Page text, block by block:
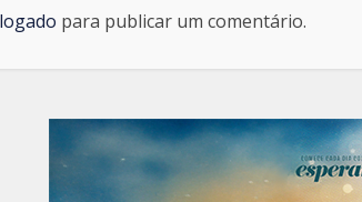
logado para publicar um comentário.